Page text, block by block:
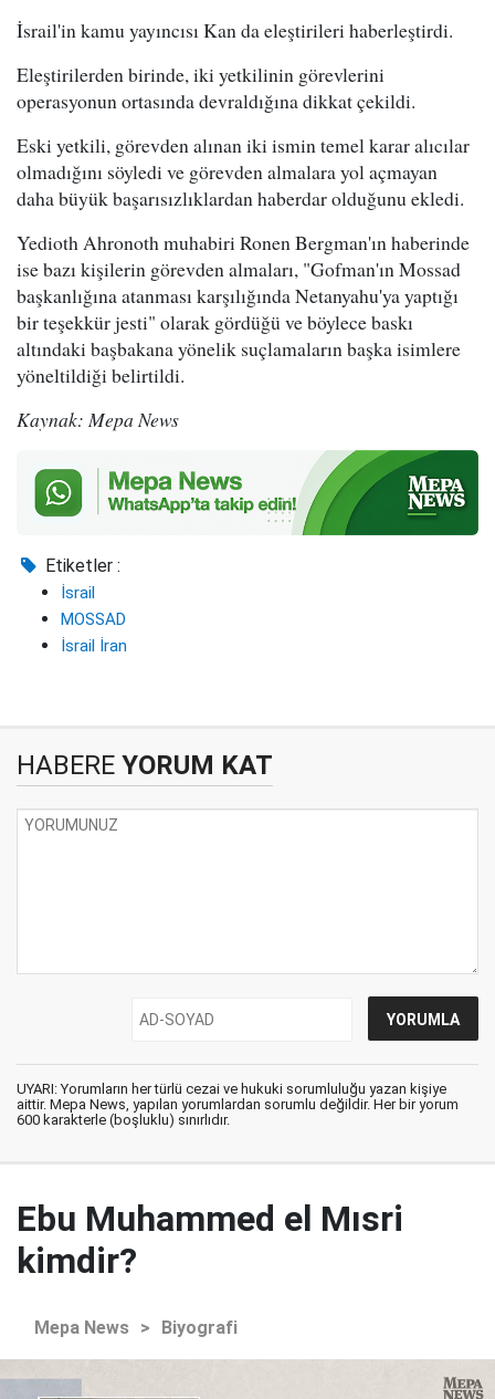
İsrail'in kamu yayıncısı Kan da eleştirileri haberleştirdi.
Eleştirilerden birinde, iki yetkilinin görevlerini
operasyonun ortasında devraldığına dikkat çekildi.
Eski yetkili, görevden alınan iki ismin temel karar alıcılar
olmadığını söyledi ve görevden almalara yol açmayan
daha büyük başarısızlıklardan haberdar olduğunu ekledi.
Yedioth Ahronoth muhabiri Ronen Bergman'ın haberinde
ise bazı kişilerin görevden almaları, "Gofman'ın Mossad
başkanlığına atanması karşılığında Netanyahu'ya yaptığı
bir teşekkür jesti" olarak gördüğü ve böylece baskı
altındaki başbakana yönelik suçlamaların başka isimlere
yöneltildiği belirtildi.
Kaynak: Mepa News
Etiketler :
İsrail
MOSSAD
İsrail İran
HABERE YORUM KAT
UYARI: Yorumların her türlü cezai ve hukuki sorumluluğu yazan kişiye
aittir. Mepa News, yapılan yorumlardan sorumlu değildir. Her bir yorum
600 karakterle (boşluklu) sınırlıdır.
Ebu Muhammed el Mısri
kimdir?
Mepa News > Biyografi